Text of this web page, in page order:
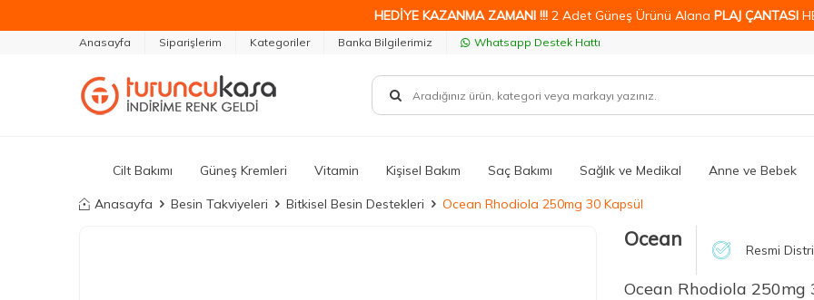
HEDİYE KAZANMA ZAMANI !!! 2 Adet Güneş Ürünü Alana PLAJ ÇANTASI
Anasayfa Siparişlerim Kategoriler Banka Bilgilerimiz Whatsapp Destek Hattı
Cilt Bakımı Güneş Kremleri Vitamin Kişisel Bakım Saç Bakımı Sağlık ve Medikal Anne ve Bebek
Anasayfa Besin Takviyeleri Bitkisel Besin Destekleri Ocean Rhodiola 250mg 30 Kapsül
Ocean Resmi
Ocean Rhodiola 250mg